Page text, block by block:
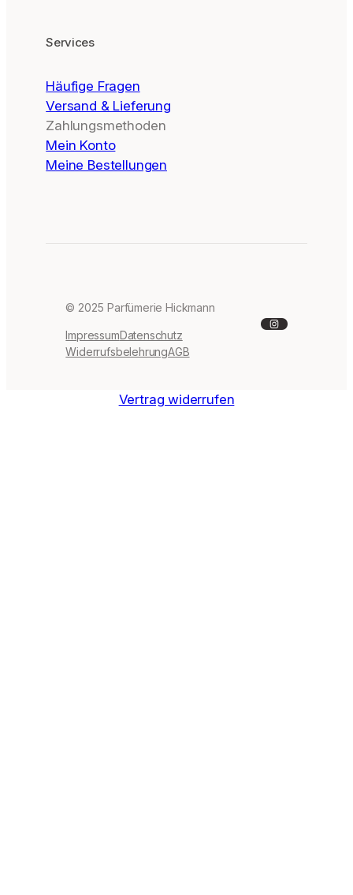
Services
Häufige Fragen
Versand & Lieferung
Zahlungsmethoden
Mein Konto
Meine Bestellungen
© 2025 Parfümerie Hickmann
ImpressumDatenschutz
WiderrufsbelehrungAGB
Instagram
Vertrag widerrufen